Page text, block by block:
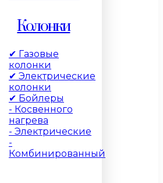
Колонки
✔ Газовые
колонки
✔ Электрические
колонки
✔ Бойлеры
- Косвенного
нагрева
- Электрические
-
Комбинированный